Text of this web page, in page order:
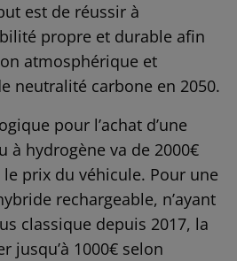
est de réussir à
propre et durable afin
atmosphérique et
neutralité carbone en 2050.
pour l’achat d’une
à hydrogène va de 2000€
le prix du véhicule. Pour une
rechargeable, n’ayant
classique depuis 2017, la
jusqu’à 1000€ selon